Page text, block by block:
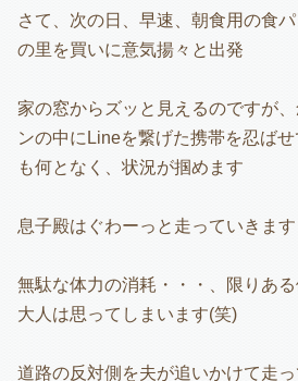
さて、次の日、早速、朝食用の食
の里を買いに意気揚々と出発
家の窓からズッと見えるのですが
ンの中にLineを繋げた携帯を忍ば
も何となく、状況が掴めます
息子殿はぐわーっと走っていきます
無駄な体力の消耗・・・、限りあ
大人は思ってしまいます(笑)
道路の反対側を夫が追いかけて走